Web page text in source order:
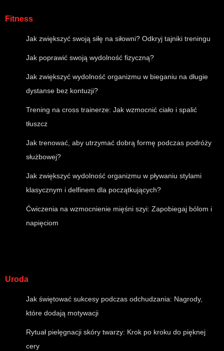
Fitness
Jak zwiększyć swoją siłę na siłowni? Odkryj tajniki treningu
Jak poprawić swoją wydolność fizyczną?
Jak zwiększyć wydolność organizmu w bieganiu na długie
dystanse bez kontuzji?
Trening na cross trainerze: Jak wzmocnić ciało i spalić
tłuszcz
Jak trenować, aby utrzymać dobrą formę podczas podróży
służbowej?
Jak zwiększyć wydolność organizmu w pływaniu stylami
klasycznym i delfinem dla początkujących?
Ćwiczenia na wzmocnienie mięśni szyi: Zapobiegaj bólom i
napięciom
Uroda
Jak świętować sukcesy podczas odchudzania: Nagrody,
które dodają motywacji
Rytuał pielęgnacji skóry twarzy: Krok po kroku do pięknej
cery